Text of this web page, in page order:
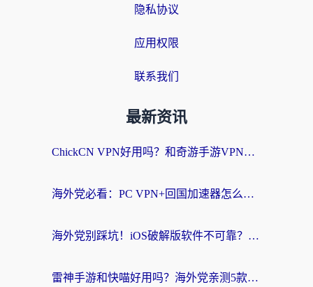
隐私协议
应用权限
联系我们
最新资讯
ChickCN VPN好用吗？和奇游手游VPN对比哪个回国效果更好？海外党亲测实用指南
海外党必看：PC VPN+回国加速器怎么选？无缝访问国内资源全攻略
海外党别踩坑！iOS破解版软件不可靠？教你选对回国加速器无缝看国内资源
雷神手游和快喵好用吗？海外党亲测5款回国加速器，附斧牛Bling对比+微信视频号解决办法